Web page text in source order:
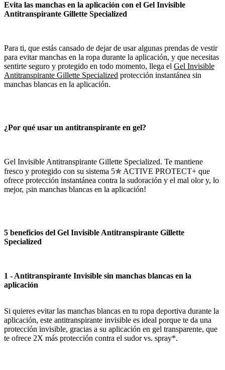
Evita las manchas en la aplicación con el Gel Invisible
Antitranspirante Gillette Specialized
Para ti, que estás cansado de dejar de usar algunas prendas de vestir
para evitar manchas en la ropa durante la aplicación, y que necesitas
sentirte seguro y protegido en todo momento, llega el Gel Invisible
Antitranspirante Gillette Specialized protección instantánea sin
manchas blancas en la aplicación.
¿Por qué usar un antitranspirante en gel?
Gel Invisible Antitranspirante Gillette Specialized. Te mantiene
fresco y protegido con su sistema 5✯ ACTIVE PROTECT+ que
ofrece protección instantánea contra la sudoración y el mal olor y, lo
mejor, ¡sin manchas blancas en la aplicación!
5 beneficios del Gel Invisible Antitranspirante Gillette
Specialized
1 - Antitranspirante Invisible sin manchas blancas en la
aplicación
Si quieres evitar las manchas blancas en tu ropa deportiva durante la
aplicación, este antitranspirante invisible es ideal porque te da una
protección invisible, gracias a su aplicación en gel transparente, que
te ofrece 2X más protección contra el sudor vs. spray*.